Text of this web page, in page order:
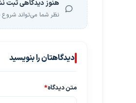
هنوز دیدگاهی ثبت
نظر شما می‌تواند
دیدگاهتان را بنویسید
متن دیدگاه*